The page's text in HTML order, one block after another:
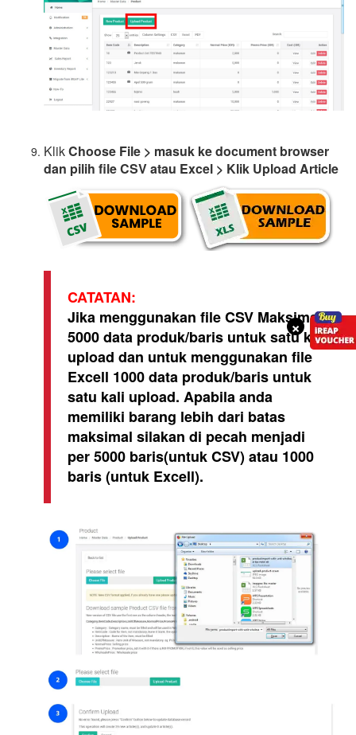
×
KlikChoose File > masuk ke document browser
dan pilih file CSV atau Excel > Klik Upload Article
CATATAN:
Jika menggunakan file CSV Maksimal
5000 data produk/baris untuk satu kali
upload dan untuk menggunakan file
Excell 1000 data produk/baris untuk
satu kali upload. Apabila anda
memiliki barang lebih dari batas
maksimal silakan di pecah menjadi
per 5000 baris(untuk CSV) atau 1000
baris (untuk Excell).